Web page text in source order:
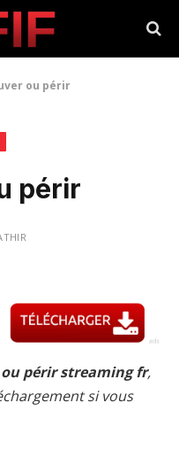
ou périr
périr
ou périr streaming fr,
si vous